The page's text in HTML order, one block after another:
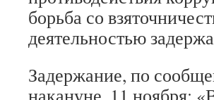
борьба со
деятельностью
Задержание, по
накануне, 11 ноября: